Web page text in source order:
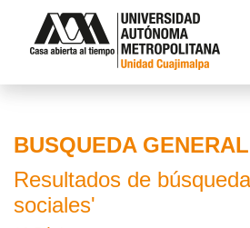
BUSQUEDA GENERAL
Resultados de
sociales'